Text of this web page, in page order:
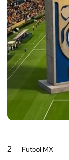
2 Futbol MX